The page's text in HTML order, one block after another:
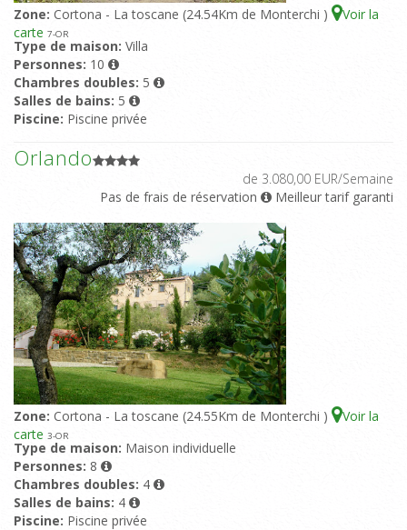
Zone: Cortona - La toscane (24.54Km de Monterchi )
Voir la
carte 7-OR
Type de maison: Villa
Personnes: 10
Chambres doubles: 5
Salles de bains: 5
Piscine: Piscine privée
Orlando
de 3.080,00 EUR/Semaine
Pas de frais de réservation
Meilleur tarif garanti
Zone: Cortona - La toscane (24.55Km de Monterchi )
Voir la
carte 3-OR
Type de maison: Maison individuelle
Personnes: 8
Chambres doubles: 4
Salles de bains: 4
Piscine: Piscine privée